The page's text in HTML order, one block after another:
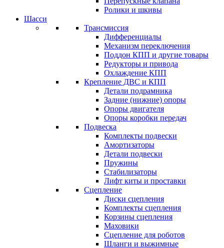
Ролики и шкивы
Шасси
Трансмиссия
Дифференциалы
Механизм переключения
Поддон КПП и другие товары
Редукторы и привода
Охлаждение КПП
Крепление ДВС и КПП
Детали подрамника
Задние (нижние) опоры
Опоры двигателя
Опоры коробки передач
Подвеска
Комплекты подвески
Амортизаторы
Детали подвески
Пружины
Стабилизаторы
Лифт киты и проставки
Сцепление
Диски сцепления
Комплекты сцепления
Корзины сцепления
Маховики
Сцепление для роботов
Шланги и выжимные